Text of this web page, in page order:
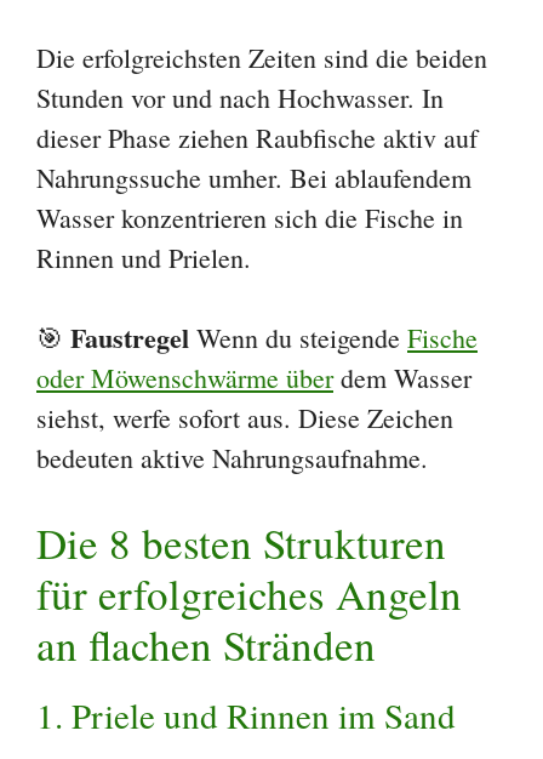
Die erfolgreichsten Zeiten sind die beiden
Stunden vor und nach Hochwasser. In
dieser Phase ziehen Raubfische aktiv auf
Nahrungssuche umher. Bei ablaufendem
Wasser konzentrieren sich die Fische in
Rinnen und Prielen.
🎯 Faustregel Wenn du steigende Fische
oder Möwenschwärme überdem Wasser
siehst, werfe sofort aus. Diese Zeichen
bedeuten aktive Nahrungsaufnahme.
Die 8 besten Strukturen
für erfolgreiches Angeln
an flachen Stränden
1. Priele und Rinnen im Sand